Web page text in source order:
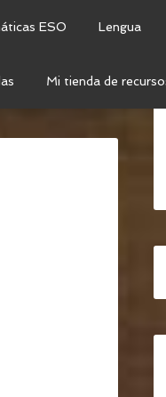
ESO Lengua
Mi tienda de
MIXTOS Y